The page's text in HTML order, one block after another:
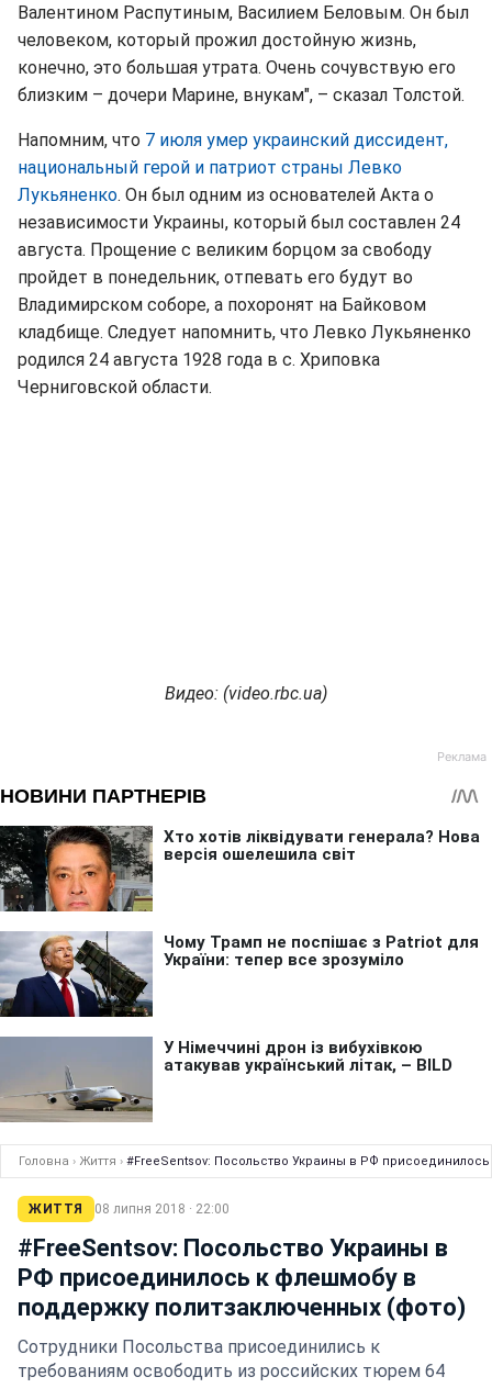
Валентином Распутиным, Василием Беловым. Он был
человеком, который прожил достойную жизнь,
конечно, это большая утрата. Очень сочувствую его
близким – дочери Марине, внукам", – сказал Толстой.
Напомним, что 7 июля умер украинский диссидент,
национальный герой и патриот страны Левко
Лукьяненко. Он был одним из основателей Акта о
независимости Украины, который был составлен 24
августа. Прощение с великим борцом за свободу
пройдет в понедельник, отпевать его будут во
Владимирском соборе, а похоронят на Байковом
кладбище. Следует напомнить, что Левко Лукьяненко
родился 24 августа 1928 года в с. Хриповка
Черниговской области.
Видео: (video.rbc.ua)
Головна › Життя › #FreeSentsov: Посольство Украины в РФ
ЖИТТЯ 08 липня 2018 · 22:00
#FreeSentsov: Посольство Украины в
РФ присоединилось к флешмобу в
поддержку политзаключенных (фото)
Сотрудники Посольства присоединились к
требованиям освободить из российских тюрем 64